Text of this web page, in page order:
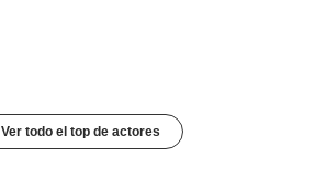
Ver todo el top de actores